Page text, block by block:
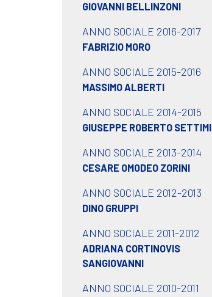
GIOVANNI BELLINZONI
ANNO SOCIALE 2016-2017
FABRIZIO MORO
ANNO SOCIALE 2015-2016
MASSIMO ALBERTI
ANNO SOCIALE 2014-2015
GIUSEPPE ROBERTO SETTIMI
ANNO SOCIALE 2013-2014
CESARE OMODEO ZORINI
ANNO SOCIALE 2012-2013
DINO GRUPPI
ANNO SOCIALE 2011-2012
ADRIANA CORTINOVIS
SANGIOVANNI
ANNO SOCIALE 2010-2011